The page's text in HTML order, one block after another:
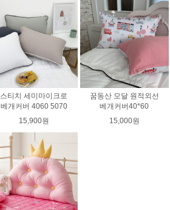
스티치 세미마이크로
베개커버 4060 5070
15,900원
꿈동산 모달 원적외선
베개커버40*60
15,000원